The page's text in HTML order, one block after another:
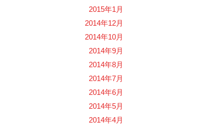
2015年1月
2014年12月
2014年10月
2014年9月
2014年8月
2014年7月
2014年6月
2014年5月
2014年4月